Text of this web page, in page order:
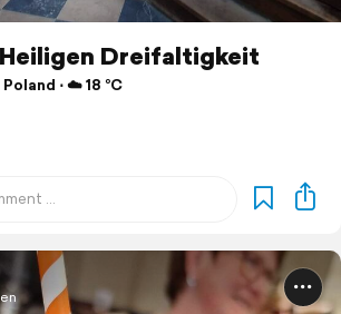
Dreifaltigkeit
Poland ⋅ ☁️ 18 °C